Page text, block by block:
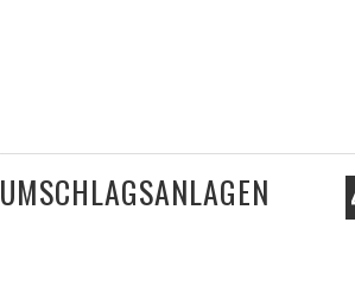
UMSCHLAGSANLAGEN